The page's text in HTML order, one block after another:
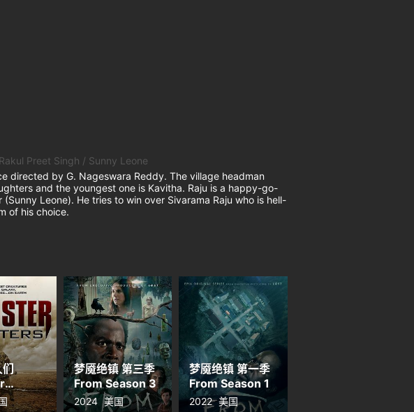
Preet Singh / Sunny Leone
by G. Nageswara Reddy. The village headman
and the youngest one is Kavitha. Raju is a happy-go-
Leone). He tries to win over Sivarama Raju who is hell-
of his choice.
们
梦魇绝镇 第三季
From Season 3
2024 美国
梦魇绝镇 第一季
From Season 1
2022 美国